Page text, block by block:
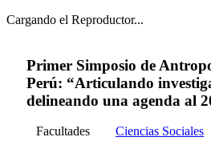
Cargando el Reproductor...
Primer Simposio de
Perú: “Articulando
delineando una agenda al
Facultades
Ciencias Sociales